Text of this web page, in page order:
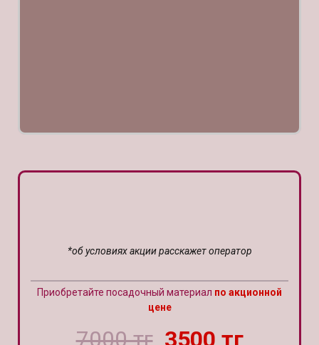
*об условиях акции расскажет оператор
Приобретайте посадочный материал по акционной
цене
7000 тг 3500 тг